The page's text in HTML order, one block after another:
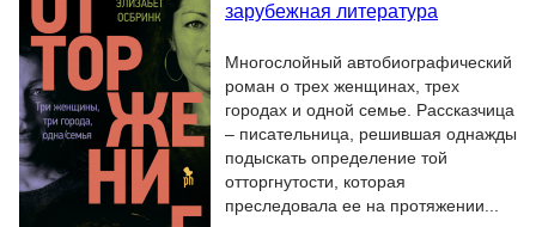
зарубежная литература
Многослойный автобиографический
роман о трех женщинах, трех
городах и одной семье. Рассказчица
– писательница, решившая однажды
подыскать определение той
отторгнутости, которая
преследовала ее на протяжении...